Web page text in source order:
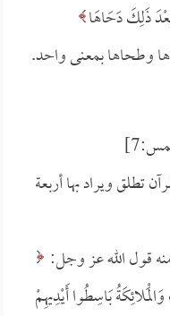
ذَلِكَ دَحَاهَا
تطلق ويراد بها أربعة
قول الله عز وجل:
بَاسِطُوا أَيْدِيهِمْ